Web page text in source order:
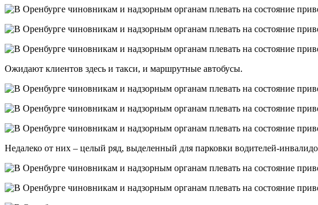
Ожидают клиентов здесь и такси, и маршрутные автобусы.
Недалеко от них – целый ряд, выделенный для парковки водителей-